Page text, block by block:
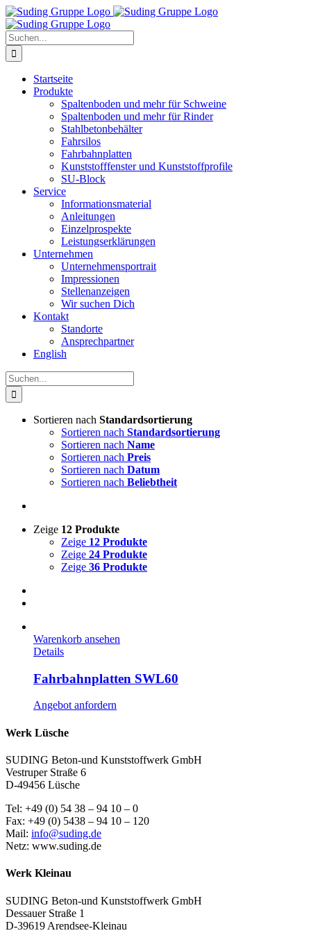
Zum
Inhalt
springen
Suche
nach:
Startseite
Produkte
Spaltenboden und mehr für Schweine
Spaltenboden und mehr für Rinder
Stahlbetonbehälter
Fahrsilos
Fahrbahnplatten
Kunststofffenster und Kunststoffprofile
SU-Block
Service
Informationsmaterial
Anleitungen
Einzelprospekte
Leistungserklärungen
Unternehmen
Unternehmensportrait
Impressionen
Stellenanzeigen
Wir suchen Dich
Kontakt
Standorte
Ansprechpartner
English
Suche
nach:
Sortieren nach Standardsortierung
Sortieren nach Standardsortierung
Sortieren nach Name
Sortieren nach Preis
Sortieren nach Datum
Sortieren nach Beliebtheit
Zeige 12 Produkte
Zeige 12 Produkte
Zeige 24 Produkte
Zeige 36 Produkte
Warenkorb ansehen
Details
Fahrbahnplatten SWL60
Angebot anfordern
Werk Lüsche
SUDING Beton-und Kunststoffwerk GmbH
Vestruper Straße 6
D-49456 Lüsche
Tel: +49 (0) 54 38 – 94 10 – 0
Fax: +49 (0) 5438 – 94 10 – 120
Mail: info@suding.de
Netz: www.suding.de
Werk Kleinau
SUDING Beton-und Kunststoffwerk GmbH
Dessauer Straße 1
D-39619 Arendsee-Kleinau